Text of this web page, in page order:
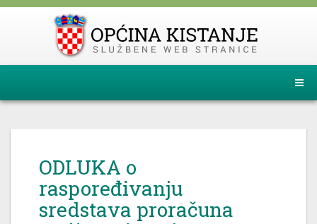
ODLUKA o
raspoređivanju
sredstava proračuna